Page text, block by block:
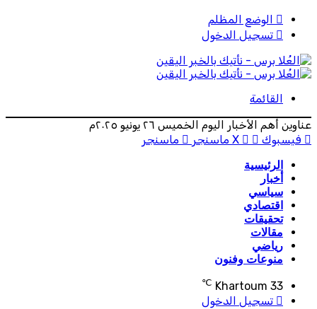
الوضع المظلم
تسجيل الدخول
القائمة
عناوين أهم الأخبار اليوم الخميس ٢٦ يونيو ٢٠٢٥م
فيسبوك
‫X ماسنجر ماسنجر
الرئيسية
أخبار
سياسي
اقتصادي
تحقيقات
مقالات
رياضي
منوعات وفنون
Khartoum 33
℃
تسجيل الدخول